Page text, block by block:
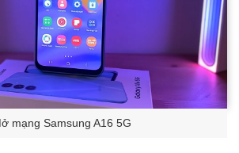
mạng Samsung A16 5G